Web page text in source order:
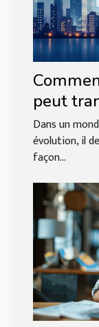
peut
Dans un
évolution, il
façon...